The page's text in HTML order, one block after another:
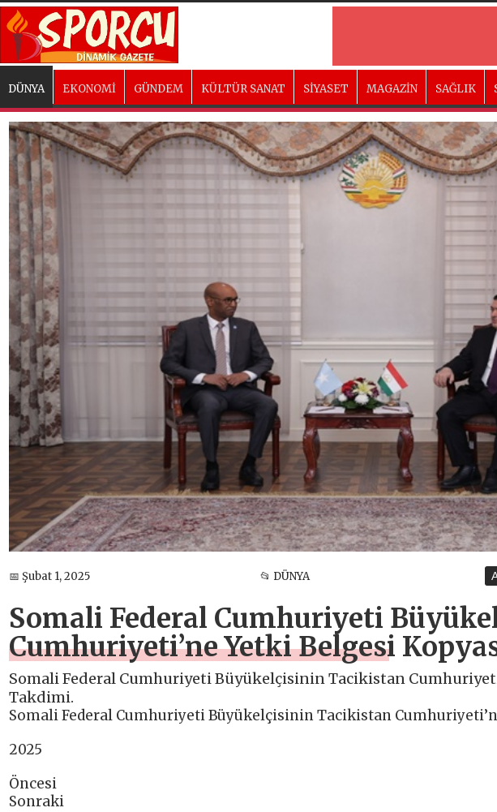
DÜNYA EKONOMİ GÜNDEM KÜLTÜR SANAT SİYASET MAGAZİN SAĞLIK
📅 Şubat 1, 2025 📂 DÜNYA
Somali Federal Cumhuriyeti
Cumhuriyeti’ne Yetki Belgesi
Somali Federal Cumhuriyeti Büyükelçisinin Tacikistan
Takdimi.
Somali Federal Cumhuriyeti Büyükelçisinin Tacikistan
2025
Öncesi
Sonraki